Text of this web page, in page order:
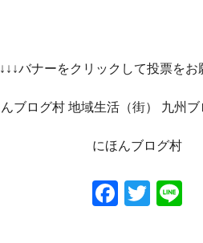
↓↓↓バナーをクリックして投票をお
にほんブログ村